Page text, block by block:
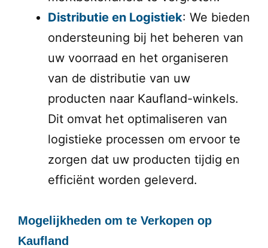
Distributie en Logistiek: We bieden
ondersteuning bij het beheren van
uw voorraad en het organiseren
van de distributie van uw
producten naar Kaufland-winkels.
Dit omvat het optimaliseren van
logistieke processen om ervoor te
zorgen dat uw producten tijdig en
efficiënt worden geleverd.
Mogelijkheden om te Verkopen op
Kaufland